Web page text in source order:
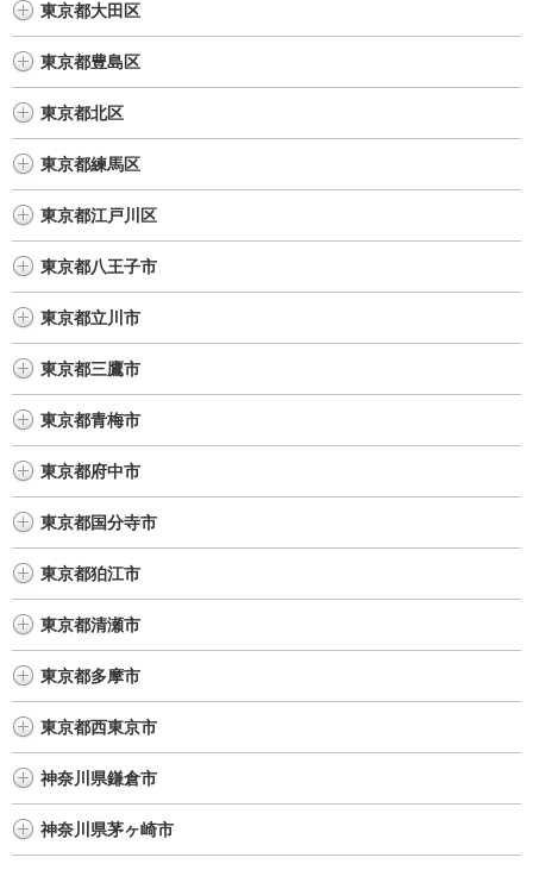
東京都大田区
東京都豊島区
東京都北区
東京都練馬区
東京都江戸川区
東京都八王子市
東京都立川市
東京都三鷹市
東京都青梅市
東京都府中市
東京都国分寺市
東京都狛江市
東京都清瀬市
東京都多摩市
東京都西東京市
神奈川県鎌倉市
神奈川県茅ヶ崎市